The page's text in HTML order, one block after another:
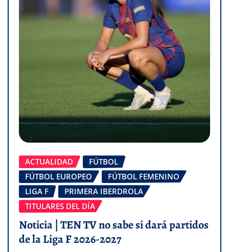
ACTUALIDAD
FÚTBOL
FÚTBOL EUROPEO
FÚTBOL FEMENINO
LIGA F
PRIMERA IBERDROLA
TITULARES DEL DÍA
Noticia | TEN TV no sabe si dará partidos
de la Liga F 2026-2027